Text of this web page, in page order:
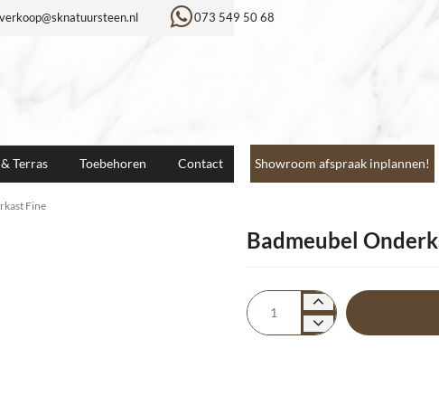
verkoop@sknatuursteen.nl 073 549 50 68
Terras Toebehoren Contact Showroom afspraak inplannen!
Fine
Badmeubel